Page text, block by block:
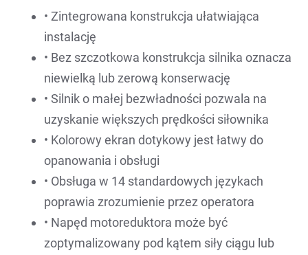
• Zintegrowana konstrukcja ułatwiająca
instalację
• Bez szczotkowa konstrukcja silnika oznacza
niewielką lub zerową konserwację
• Silnik o małej bezwładności pozwala na
uzyskanie większych prędkości siłownika
• Kolorowy ekran dotykowy jest łatwy do
opanowania i obsługi
• Obsługa w 14 standardowych językach
poprawia zrozumienie przez operatora
• Napęd motoreduktora może być
zoptymalizowany pod kątem siły ciągu lub